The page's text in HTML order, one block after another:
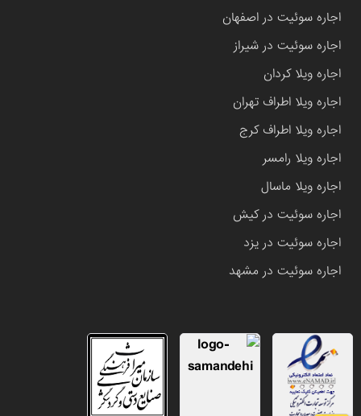
اجاره سوئیت در اصفهان
اجاره سوئیت در شیراز
اجاره ویلا کردان
اجاره ویلا اطراف تهران
اجاره ویلا اطراف کرج
اجاره ویلا رامسر
اجاره ویلا ماسال
اجاره سوئیت در کیش
اجاره سوئیت در یزد
اجاره سوئیت در مشهد